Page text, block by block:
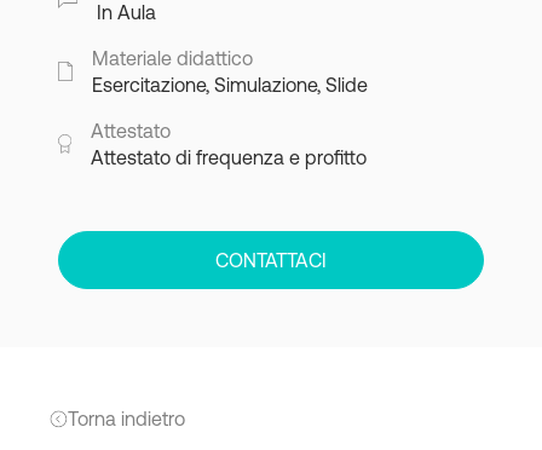
In Aula
Materiale didattico
Esercitazione, Simulazione, Slide
Attestato
Attestato di frequenza e profitto
CONTATTACI
Torna indietro